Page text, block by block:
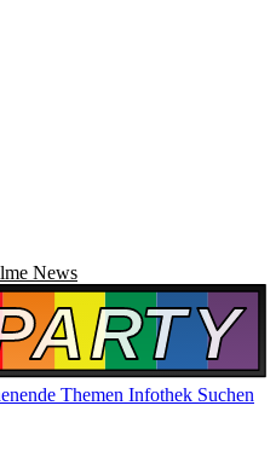
News
Themen Infothek Suchen